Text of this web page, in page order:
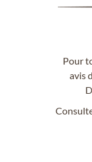
Pour
avis